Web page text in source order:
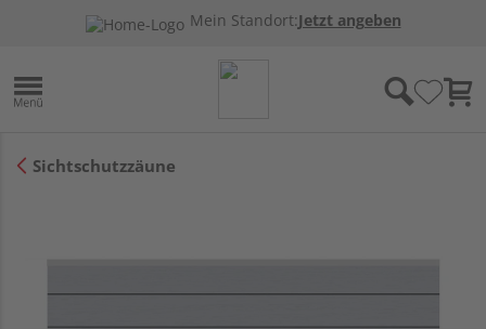
Mein Standort:Jetzt angeben
Sichtschutzzäune